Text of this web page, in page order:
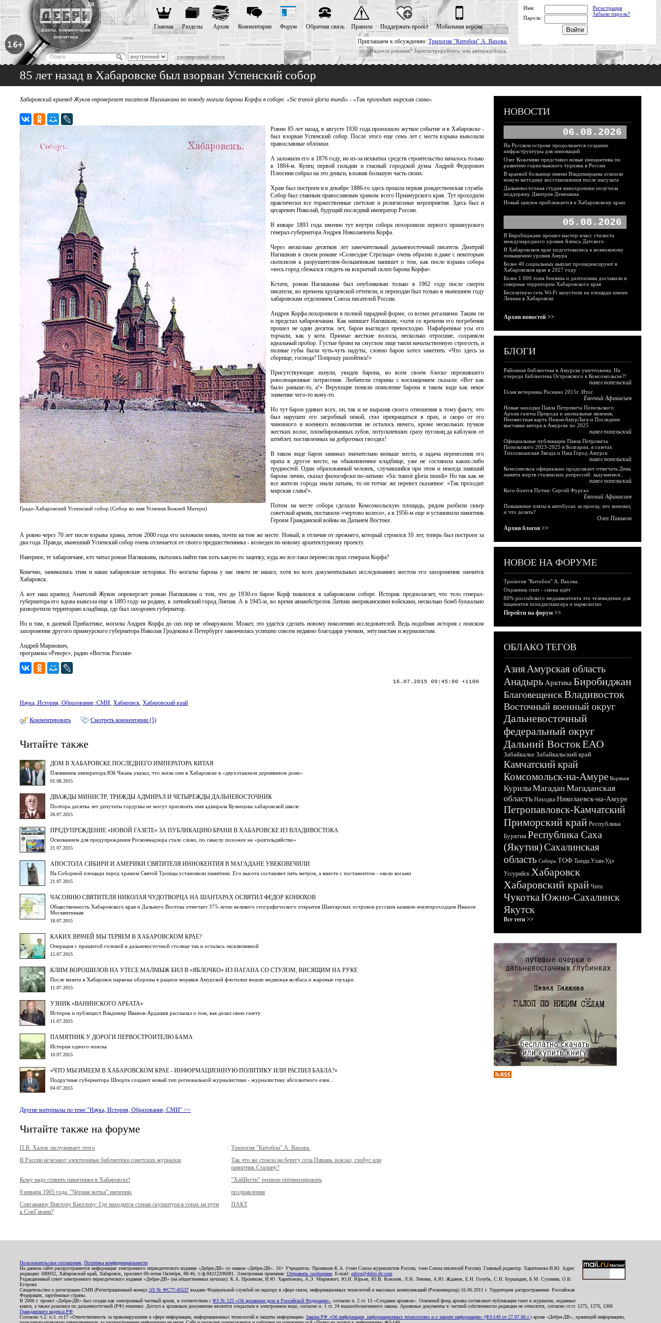
Приглашаем к обсуждению: Трилогия "Китобои" А. Вахова.
Надоела реклама? Зарегистрируйтесь, или авторизуйтесь.
расширенный поиск
Главная Разделы Архив Комментарии Форум Обратная связь Правила Поддержать проект Мобильная версия
Имя:
Регистрация
Забыли пароль?
Пароль:
85 лет назад в Хабаровске был взорван Успенский собор
Хабаровский краевед Жуков опровергает писателя Нагишкина по поводу могила барона Корфа в соборе. «Sic transit gloria mundi» - «Так проходит мирская слава»
Градо-Хабаровский Успенский собор (Собор во имя Успения Божией Матери)
Ровно 85 лет назад, в августе 1930 года произошло жуткое событие и в Хабаровске -
был взорван Успенский собор. После этого еще семь лет с места взрыва вывозили
православные обломки.
А заложили его в 1876 году, но из-за нехватки средств строительство началось только
в 1884-м. Купец первой гильдии и гласный городской думы Андрей Федорович
Плюснин собрал на это деньги, вложив большую часть своих.
Храм был построен и в декабре 1886-го здесь прошла первая рождественская служба.
Собор был главным православным храмом всего Приамурского края. Тут проходили
практически все торжественные светские и религиозные мероприятия. Здесь был и
цесаревич Николай, будущий последний император России.
В январе 1893 года именно тут внутри собора похоронили первого приамурского
генерал-губернатора Андрея Николаевича Корфа.
Через несколько десятков лет замечательный дальневосточный писатель Дмитрий
Нагишкин в своем романе «Созвездие Стрельца» очень образно и даже с некоторым
скепсисом к разрушителям-большевикам напишет о том, как после взрыва собора
«весь город сбежался глядеть на вскрытый склеп барона Корфа».
Кстати, роман Нагишкина был опубликован только в 1962 году после смерти
писателя, во времена хрущевской оттепели, и переиздан был только в нынешнем году
хабаровским отделением Союза писателей России.
Андрея Корфа похоронили в полной парадной форме, со всеми регалиями. Таким он
и предстал хабаровчанам. Как напишет Нагишкин, «хотя со времени его погребения
прошел не один десяток лет, барон выглядел превосходно. Нафабренные усы его
торчали, как у кота. Прямые жесткие волосы, несколько отросшие, сохраняли
идеальный пробор. Густые брови на смуглом лице таили начальственную строгость, и
полные губы были чуть-чуть надуты, словно барон хотел заметить: «Что здесь за
сборище, господа? Попрошу разойтись!»
Присутствующие ахнули, увидев барона, во всем своем блеске пережившего
революционные потрясения. Любители старины с восхищением сказали: «Вот как
было раньше-то, а!» Верующие поняли появление барона в таком виде как некое
знамение чего-то кому-то.
Но тут барон удивил всех, он, так и не выразив своего отношения к тому факту, что
был нарушен его загробный покой, стал превращаться в прах, и скоро от его
чиновного и военного великолепия не осталось ничего, кроме нескольких пучков
жестких волос, пломбированных зубов, потускневших сразу пуговиц да каблуков от
штиблет, поставленных на добротных гвоздях!
В таком виде барон занимал значительно меньше места, и задача перенесения его
праха в другое место, на обыкновенное кладбище, уже не составила каких-либо
трудностей. Один образованный человек, случившийся при этом и некогда знавший
барона лично, сказал философски по-латыни: «Sic transit gloria mundi» Но так как не
все жители города знали латынь, то он тотчас же перевел сказанное: «Так проходит
мирская слава!».
Потом на месте собора сделали Комсомольскую площадь, рядом разбили сквер
советской армии, поставили «чертово колесо», а в 1956-м еще и установили памятник
Героям Гражданской войны на Дальнем Востоке.
А ровно через 70 лет после взрыва храма, летом 2000 года его заложили вновь, почти на том же месте. Новый, в отличие от прежнего, который строился 10 лет, теперь был построен за
два года. Правда, нынешний Успенский собор очень отличается от своего предшественника - возведен по новому архитектурному проекту.
Наверное, те хабаровчане, кто читал роман Нагишкина, пытались найти там хоть какую-то зацепку, куда же все-таки перенесли прах генерала Корфа?
Конечно, занимались этим и наши хабаровские историки. Но могилы барона у нас никто не нашел, хотя во всех документальных исследованиях местом его захоронения значится
Хабаровск.
А вот наш краевед Анатолий Жуков опровергает роман Нагишкина о том, что до 1930-го барон Корф покоился в хабаровском соборе. Историк предполагает, что тело генерал-
губернатора его вдова вывезла еще в 1895 году на родину, в латвийский город Лиепая. А в 1945-м, во время авиаобстрелов Латвии американскими войсками, несколько бомб буквально
разворотили территорию кладбища, где был захоронен губернатор.
Но и там, в далекой Прибалтике, могилы Андрея Корфа до сих пор не обнаружили. Может, это удастся сделать новому поколению исследователей. Ведь подобная история с поиском
захоронения другого приамурского губернатора Николая Гродекова в Петербурге закончилась успешно совсем недавно благодаря ученым, энтузиастам и журналистам.
Андрей Мирмович,
программа «Реверс», радио «Восток России»
16.07.2015 09:45:00 +1100
Наука, История, Образование, СМИ, Хабаровск, Хабаровский край
Комментировать Смотреть комментарии (5)
Читайте также
ДОМ В ХАБАРОВСКЕ ПОСЛЕДНЕГО ИМПЕРАТОРА КИТАЯ
Племянник императора Юй Чжань указал, что жили они в Хабаровске в «двухэтажном деревянном доме»
01.08.2015
ДВАЖДЫ МИНИСТР, ТРИЖДЫ АДМИРАЛ И ЧЕТЫРЕЖДЫ ДАЛЬНЕВОСТОЧНИК
Полтора десятка лет депутаты гордумы не могут присвоить имя адмирала Кузнецова хабаровской школе
26.07.2015
ПРЕДУПРЕЖДЕНИЕ «НОВОЙ ГАЗЕТЕ» ЗА ПУБЛИКАЦИЮ БРАНИ В ХАБАРОВСКЕ ИЗ ВЛАДИВОСТОКА
Основанием для предупреждения Роскомнадзора стало слово, по смыслу похожее на «разгильдяйство»
21.07.2015
АПОСТОЛА СИБИРИ И АМЕРИКИ СВЯТИТЕЛЯ ИННОКЕНТИЯ В МАГАДАНЕ УВЕКОВЕЧИЛИ
На Соборной площади перед храмом Святой Троицы установили памятник. Его высота составляет пять метров, а вместе с постаментом - около восьми
21.07.2015
ЧАСОВНЮ СВЯТИТЕЛЯ НИКОЛАЯ ЧУДОТВОРЦА НА ШАНТАРАХ ОСВЯТИЛ ФЕДОР КОНЮХОВ
Общественность Хабаровского края и Дальнего Востока отмечает 375-летие великого географического открытия Шантарских островов русским казаком-землепроходцем Иваном
Москвитиным
18.07.2015
КАКИХ ВРАЧЕЙ МЫ ТЕРЯЕМ В ХАБАРОВСКОМ КРАЕ?
Операция с пришитой головой в дальневосточной столице так и осталась эксклюзивной
12.07.2015
КЛИМ ВОРОШИЛОВ НА УТЕСЕ МАЛМЫЖ БИЛ В «ЯБЛОЧКО» ИЗ НАГАНА СО СТУЛОМ, ВИСЯЩИМ НА РУКЕ
После визита в Хабаровск наркома обороны в рацион моряков Амурской флотилии вошли медвежья колбаса и жареные глухари
11.07.2015
УЗНИК «ВАНИНСКОГО АРБАТА»
Историк и публицист Владимир Иванов-Ардашев рассказал о том, как делал свою газету
11.07.2015
ПАМЯТНИК У ДОРОГИ ПЕРВОСТРОИТЕЛЮ БАМА
История одного поиска
10.07.2015
«ЧТО МЫ ИМЕЕМ В ХАБАРОВСКОМ КРАЕ - ИНФОРМАЦИОННУЮ ПОЛИТИКУ ИЛИ РАСПИЛ БАБЛА?»
Подручные губернатора Шпорта создают новый тип региональной журналистики - журналистику абсолютного елея...
04.07.2015
Другие материалы по теме "Наука, История, Образование, СМИ" >>
Читайте также на форуме
П.В. Халов заслуживает этого
Трилогия "Китобои" А. Вахова.
В России исчезают электронные библиотеки советских журналов
Так что же стояло на берегу села Пивань: вокзал, глобус или
памятник Сталину?
Кому надо ставить памятники в Хабаровске!
"ХабВести" решили оптимизировать
9 января 1905 года. "Чёрная метка" империи.
поздравления
Совгаванцу Виктору Киселеву: Где находится старая скульптура в горах на пути
к СовГавани?
ПАКТ
НОВОСТИ
06.08.2026
На Русском острове продолжается создание
инфраструктуры для инноваций
Олег Кожемяко представил новые инициативы по
развитию горнолыжного туризма в России
В краевой больнице имени Владимирцева освоили
новую методику восстановления после инсульта
Дальневосточная студия кинохроники получила
поддержку Дмитрия Демешина
Новый циклон приближается к Хабаровскому краю
05.08.2026
В Биробиджане прошел мастер-класс стилиста
международного уровня Алекса Датского
В Хабаровском крае подготовились к возможному
повышению уровня Амура
Более 40 социальных выплат проиндексируют в
Хабаровском крае в 2027 году
Более 1 000 тонн бензина и дизтоплива доставили в
северные территории Хабаровского края
Бесплатную сеть Wi-Fi запустили на площади имени
Ленина в Хабаровске
Архив новостей >>
БЛОГИ
Районная библиотека в Амурске уничтожена. На
очереди библиотека Островского в Комсомольске?!
павел попельский
Голая вечеринка Роснано 2015г. Итог.
Евгений Афанасьев
Новые находки Павла Петровича Попельского:
Архив газеты Природа и аномальные явления,
Неизвестная карта НижнеАмурЛага и Последние
выставки автора в Амурске по 2025
павел попельский
Официальные публикации Павла Петровича
Попельского 2023-2025 в Болгарии, в газетах
Тихоокеанская Звезда и Наш Город Амурск
павел попельский
Комсомольск официально продолжает отмечать День
памяти жертв сталинских репрессий: задумаемся...
павел попельский
Кого боится Путин: Сергей Фургал
Евгений Афанасьев
Повышение платы в автобусах за проезд: кто виноват,
и что делать?
Олег Паньков
Архив блогов >>
НОВОЕ НА ФОРУМЕ
Трилогия "Китобои" А. Вахова.
Охранник спит - смена идёт
80% российского медиаконтента это телевидение для
пациентов психдиспансера и наркологии.
Перейти на форум >>
ОБЛАКО ТЕГОВ
АзияАмурская область
Анадырь Арктика Биробиджан
БлаговещенскВладивосток
Восточный военный округ
Дальневосточный
федеральный округ
Дальний ВостокЕАО
Забайкалье Забайкальский край
Камчатский край
Комсомольск-на-Амуре Корякия
КурилыМагадан Магаданская
область Находка Николаевск-на-Амуре
Петропавловск-Камчатский
Приморский край Республика
Бурятия Республика Саха
(Якутия)Сахалинская
область Сибирь ТОФ Тында Улан-Удэ
Уссурийск Хабаровск
Хабаровский край Чита
ЧукоткаЮжно-Сахалинск
Якутск
Все теги >>
Пользовательское соглашение Политика конфиденциальности
На данном сайте распространяется информация электронного периодического издания «Дебри-ДВ» со знаком «Дебри-ДВ». 16+ Учредитель: Пронякин К.А. (член Союза журналистов России, член Союза писателей России). Главный редактор: Харитонова И.Ю. Адрес
редакции: 680032, Хабаровский край, Хабаровск, проспект 60-летия Октября, 88-46, т./ф.84212296081. Электронная приемная: Отправить сообщение . E-mail: editor@debri-dv.com
Редакционный совет электронного периодического издания «Дебри-ДВ» (на общественных началах): К.А. Пронякин, И.Ю. Харитонова, А.Э. Мирмович, Ю.Н. Юрьев, Ю.В. Ковалев, Л.Н. Левина, А.Ю. Жданов, Е.Н. Голубь, С.Н. Бурындин, Б.М. Сухинин, О.В.
Егорова
Свидетельство о регистрации СМИ (Регистрационный номер) ЭЛ № ФС77-45537 выдано Федеральной службой по надзору в сфере связи, информационных технологий и массовых коммуникаций (Роскомнадзор) 16.06.2011 г. Территория распространения: Российская
Федерация, зарубежные страны.
В 2006 г. проект «Дебри-ДВ» был создан как электронный частный архив, в соответствии с ФЗ № 125 «Об архивном деле в Российской Федерации» , согласно п. 2 ст. 13 «Создание архивов». Основной фонд архива составляют публикации газет и журналов, изданные
книги, а также рукописи по дальневосточной (РФ) тематике. Доступ к архивным документам является открытым в электронном виде, согласно п. 1 ст. 24 вышеобозначенного закона. Архивные документы к частной собственности редакции не относятся, согласно ст.ст. 1275, 1276, 1306
Гражданского кодекса РФ
Согласно ч.2. п.3. ст.17 «Ответственность за правонарушения в сфере информации, информационных технологий и защиты информации» Закона РФ «Об информации, информационных технологиях и о защите информации» (ФЗ-149 от 27.07.06 г.) архив «Дебри-ДВ», хранящий информацию,